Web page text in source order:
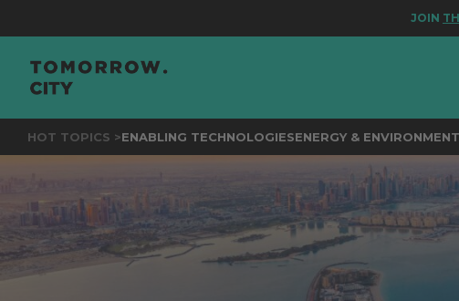
THE EVENT
HOT TOPICS >ENABLING TECHNOLOGIESENERGY & ENVIRONMENT